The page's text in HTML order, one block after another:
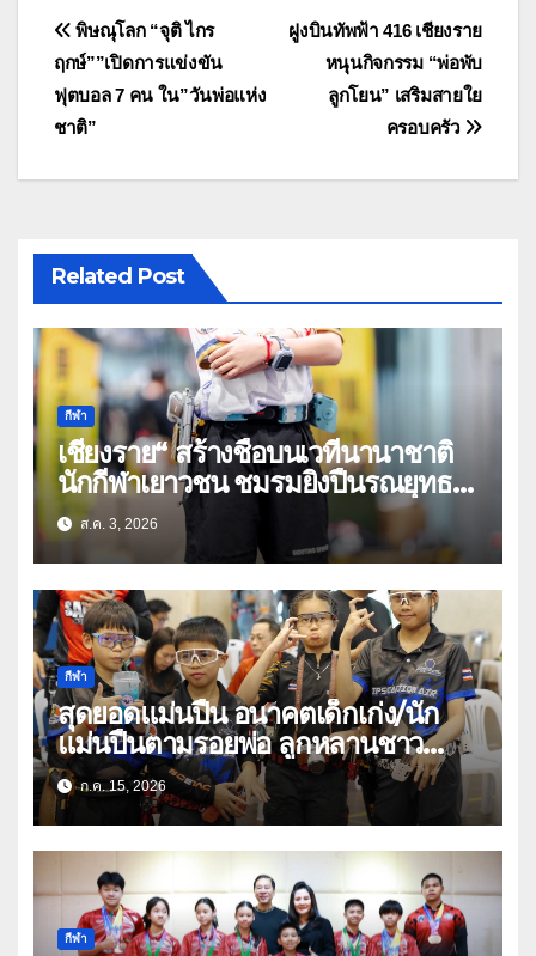
แนะแนว
เรื่อง
ฝูงบินทัพฟ้า 416 เชียงราย
หนุนกิจกรรม “พ่อพับ
ลูกโยน” เสริมสายใย
ครอบครัว
พิษณุโลก “จุติ ไกร
ฤกษ์””เปิดการแข่งขัน
ฟุตบอล 7 คน ใน”วันพ่อแห่ง
ชาติ”
Related Post
กีฬา
เชียงราย“ สร้างชื่อบนเวทีนานาชาติ
นักกีฬาเยาวชน ชมรมยิงปืนรณยุทธ
อัดลมเบาเชียงราย คว้าหลายรางวัล
ในศึก THPSA IPSC Action Air
Level 3
ส.ค. 3, 2026
กีฬา
สุดยอดแม่นปืน อนาคตเด็กเก่ง/นัก
แม่นปืนตามรอยพ่อ ลูกหลานชาว
เชียงรายแท้
ก.ค. 15, 2026
กีฬา